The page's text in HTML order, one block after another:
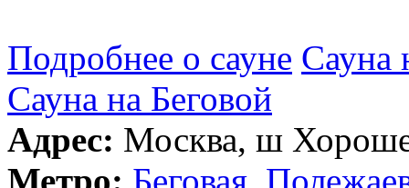
Подробнее о сауне Сауна
Сауна на Беговой
Адрес: Москва, ш
Метро: Беговая,